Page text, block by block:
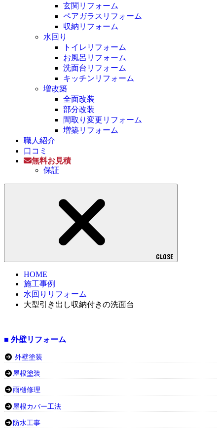
玄関リフォーム
ペアガラスリフォーム
収納リフォーム
水回り
トイレリフォーム
お風呂リフォーム
洗面台リフォーム
キッチンリフォーム
増改築
全面改装
部分改装
間取り変更リフォーム
増築リフォーム
職人紹介
口コミ
無料お見積
保証
CLOSE
HOME
施工事例
水回りリフォーム
大型引き出し収納付きの洗面台
■ 外壁リフォーム
外壁塗装
屋根塗装
雨樋修理
屋根カバー工法
防水工事